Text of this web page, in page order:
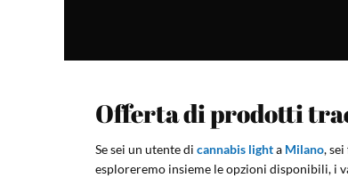
Offerta di prodotti
Se sei un utente di cannabis lighta Milano,
esploreremo insieme le opzioni disponibili, i